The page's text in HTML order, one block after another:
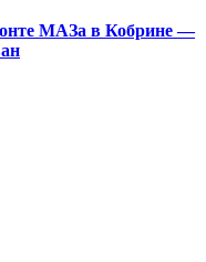
МАЗа в Кобрине —